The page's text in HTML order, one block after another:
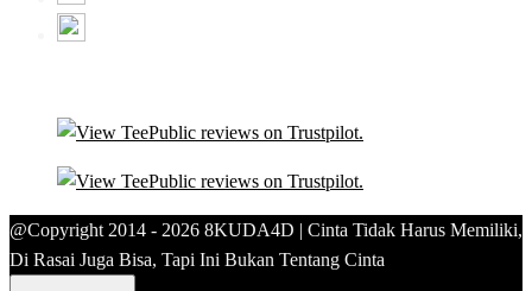
@Copyright 2014 - 2026 8KUDA4D | Cinta Tidak Harus Memiliki,
Di Rasai Juga Bisa, Tapi Ini Bukan Tentang Cinta